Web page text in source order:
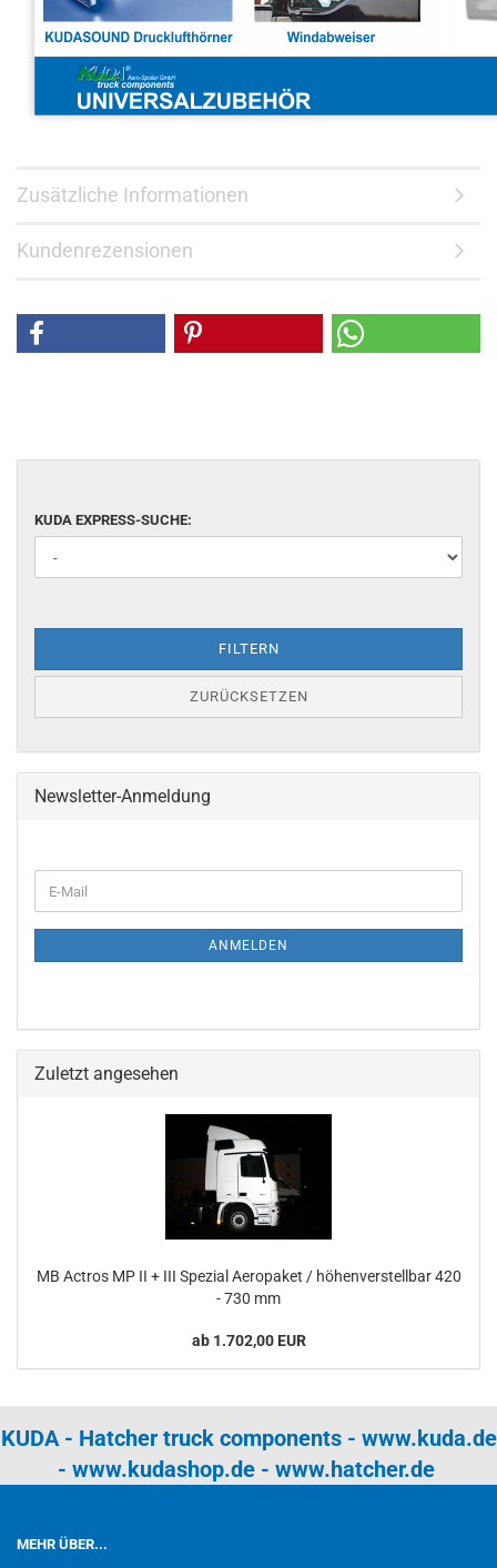
Zusätzliche Informationen
Kundenrezensionen
KUDA EXPRESS-SUCHE:
FILTERN
ZURÜCKSETZEN
Newsletter-Anmeldung
ANMELDEN
Zuletzt angesehen
MB Actros MP II + III Spezial Aeropaket / höhenverstellbar 420
- 730 mm
ab 1.702,00 EUR
KUDA - Hatcher truck components - www.kuda.de
- www.kudashop.de- www.hatcher.de
MEHR ÜBER...